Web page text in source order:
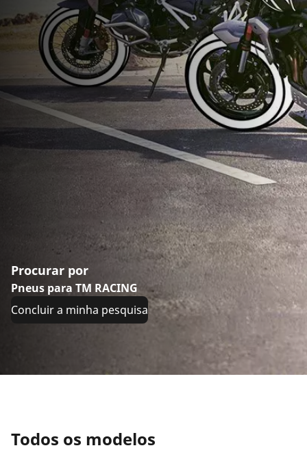
Procurar por
Pneus para TM RACING
Concluir a minha pesquisa
Todos os modelos